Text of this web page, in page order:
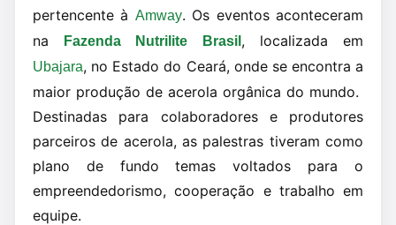
pertencente à Amway. Os eventos aconteceram
na
Fazenda Nutrilite Brasil , localizada em
Ubajara, no Estado do Ceará, onde se encontra a
maior produção de acerola orgânica do mundo.
Destinadas para colaboradores e produtores
parceiros de acerola, as palestras tiveram como
plano de fundo temas voltados para o
empreendedorismo, cooperação e trabalho em
equipe.